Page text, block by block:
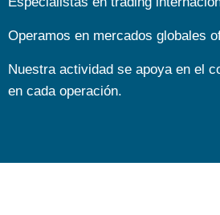
Operamos en mercados globales
Nuestra actividad se apoya en el
en cada operación.